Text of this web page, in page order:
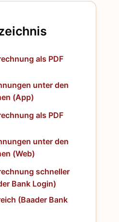
als PDF
unter den
(App)
als PDF
unter den
(Web)
schneller
Bank Login)
(Baader Bank